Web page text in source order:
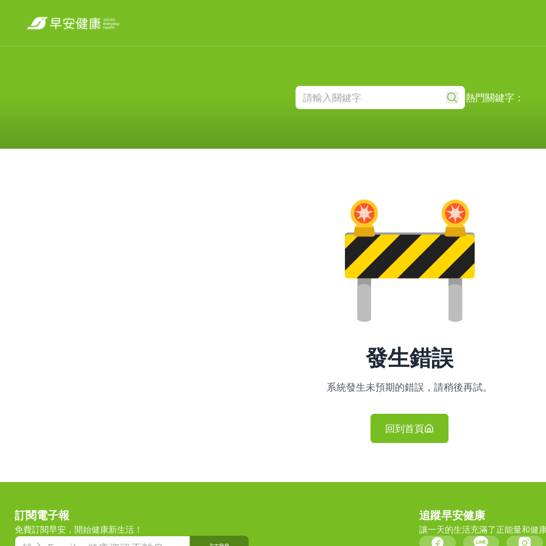
熱門關鍵字：
發生錯誤
系統發生未預期的錯誤，請稍後再試。
回到首頁
訂閱電子報
免費訂閱早安，開始健康新生活！
追蹤早安健康
讓一天的生活充滿了正能量和健